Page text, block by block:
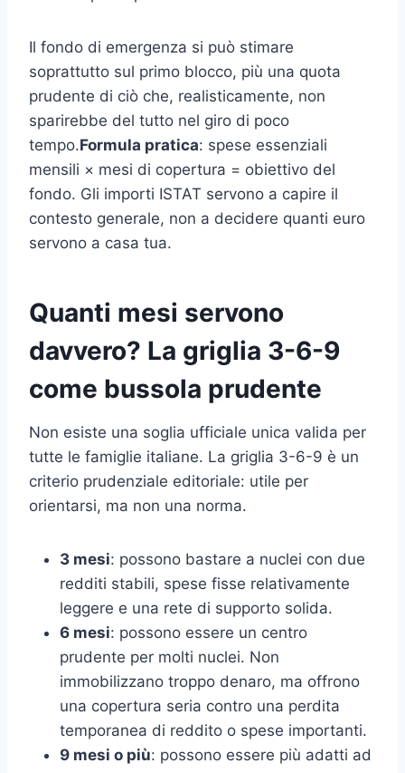
Il fondo di emergenza si può stimare
soprattutto sul primo blocco, più una quota
prudente di ciò che, realisticamente, non
sparirebbe del tutto nel giro di poco
tempo.Formula pratica: spese essenziali
mensili × mesi di copertura = obiettivo del
fondo. Gli importi ISTAT servono a capire il
contesto generale, non a decidere quanti euro
servono a casa tua.
Quanti mesi servono
davvero? La griglia 3-6-9
come bussola prudente
Non esiste una soglia ufficiale unica valida per
tutte le famiglie italiane. La griglia 3-6-9 è un
criterio prudenziale editoriale: utile per
orientarsi, ma non una norma.
3 mesi: possono bastare a nuclei con due
redditi stabili, spese fisse relativamente
leggere e una rete di supporto solida.
6 mesi: possono essere un centro
prudente per molti nuclei. Non
immobilizzano troppo denaro, ma offrono
una copertura seria contro una perdita
temporanea di reddito o spese importanti.
9 mesi o più: possono essere più adatti ad